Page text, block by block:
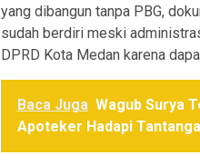
yang dibangun tanpa PBG,
sudah berdiri meski
DPRD Kota Medan karena
Baca Juga Wagub Surya
Apoteker Hadapi